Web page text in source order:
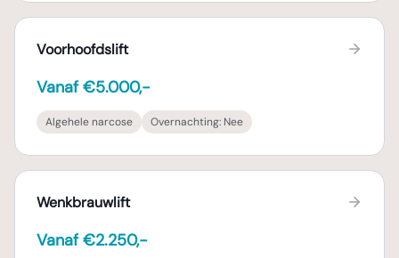
Voorhoofdslift
Vanaf €5.000,-
Algehele narcose Overnachting: Nee
Wenkbrauwlift
Vanaf €2.250,-